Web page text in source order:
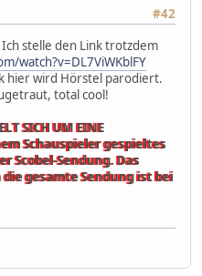
#42
stelle den Link trotzdem
watch?v=DL7ViWKblFY
hier wird Hörstel parodiert.
total cool!
SICH UM EINE
Schauspieler gespieltes
Scobel-Sendung. Das
gesamte Sendung ist bei